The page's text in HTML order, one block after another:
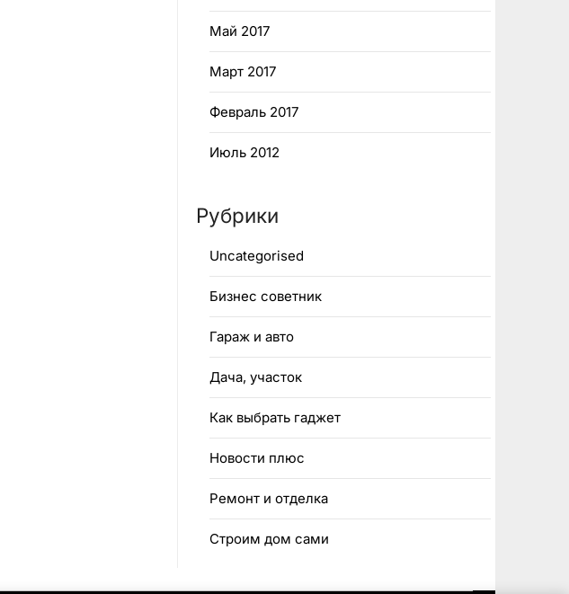
Май 2017
Март 2017
Февраль 2017
Июль 2012
Рубрики
Uncategorised
Бизнес советник
Гараж и авто
Дача, участок
Как выбрать гаджет
Новости плюс
Ремонт и отделка
Строим дом сами